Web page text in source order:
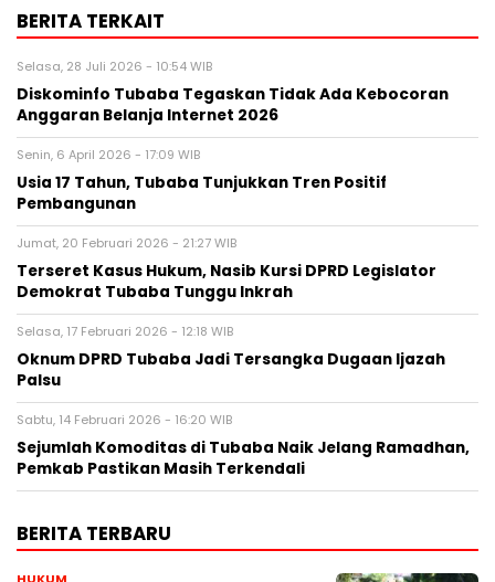
BERITA TERKAIT
Selasa, 28 Juli 2026 - 10:54 WIB
Diskominfo Tubaba Tegaskan Tidak Ada Kebocoran
Anggaran Belanja Internet 2026
Senin, 6 April 2026 - 17:09 WIB
Usia 17 Tahun, Tubaba Tunjukkan Tren Positif
Pembangunan
Jumat, 20 Februari 2026 - 21:27 WIB
Terseret Kasus Hukum, Nasib Kursi DPRD Legislator
Demokrat Tubaba Tunggu Inkrah
Selasa, 17 Februari 2026 - 12:18 WIB
Oknum DPRD Tubaba Jadi Tersangka Dugaan Ijazah
Palsu
Sabtu, 14 Februari 2026 - 16:20 WIB
Sejumlah Komoditas di Tubaba Naik Jelang Ramadhan,
Pemkab Pastikan Masih Terkendali
BERITA TERBARU